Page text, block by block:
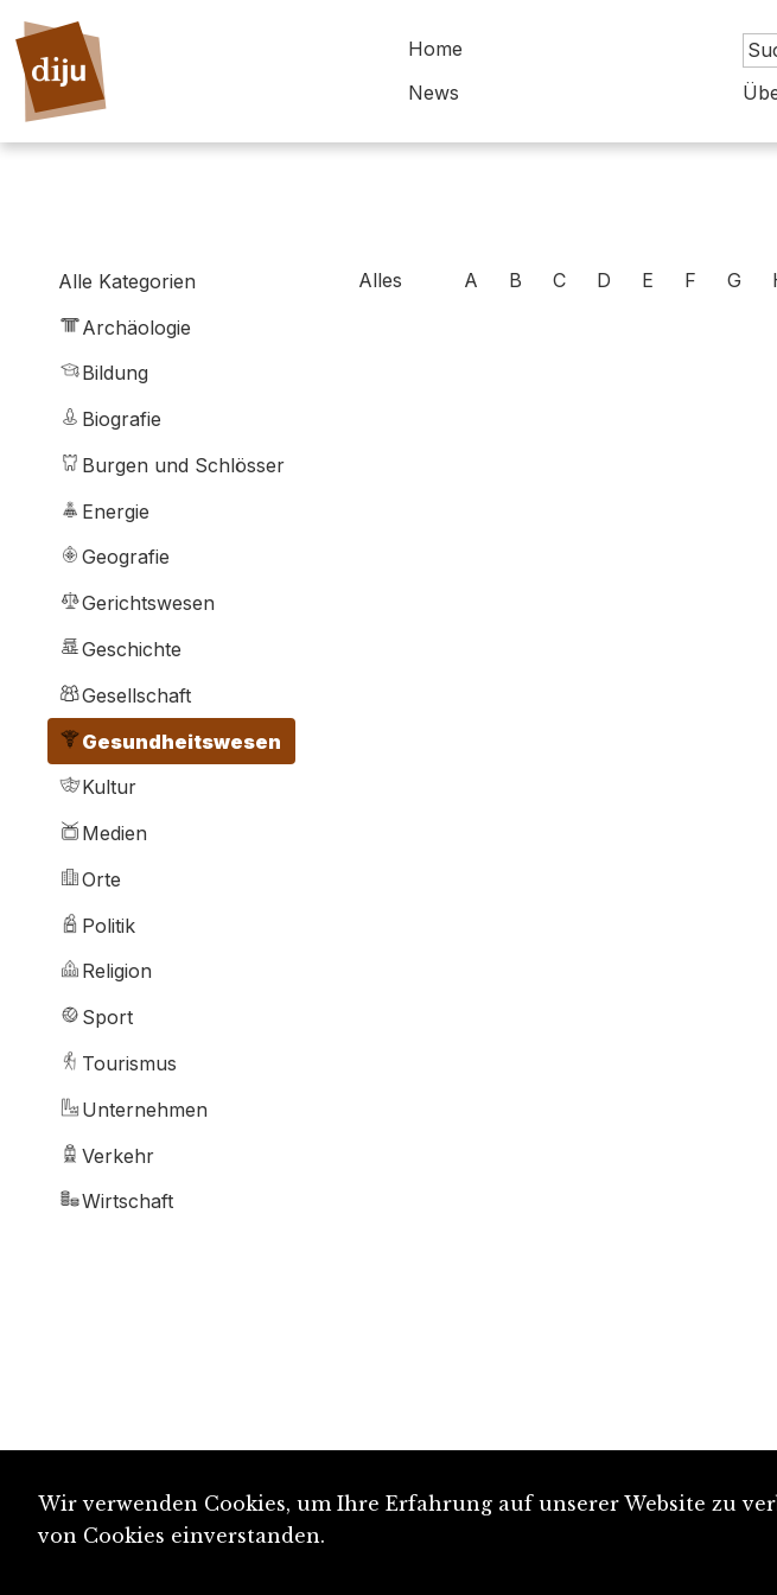
Home
News
Alle Kategorien
Archäologie
Bildung
Biografie
Burgen und Schlösser
Energie
Geografie
Gerichtswesen
Geschichte
Gesellschaft
Gesundheitswesen
Kultur
Medien
Orte
Politik
Religion
Sport
Tourismus
Unternehmen
Verkehr
Wirtschaft
Alles A B C D E F G
Wir verwenden Cookies, um Ihre Erfahrung auf unserer Website zu
von Cookies einverstanden.